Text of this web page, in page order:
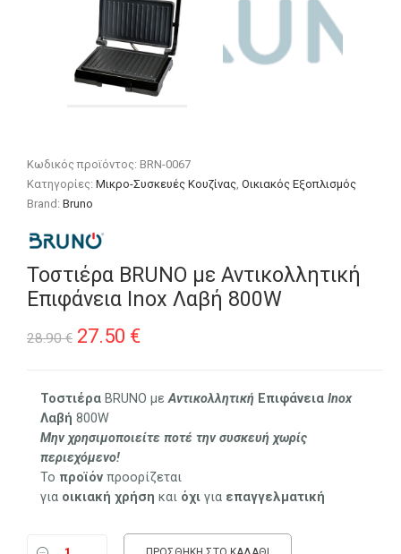
Κωδικός προϊόντος: BRN-0067
Κατηγορίες:Μικρο-Συσκευές Κουζίνας,Οικιακός Εξοπλισμός
Brand:Bruno
Τοστιέρα BRUNO με Αντικολλητική
Επιφάνεια Inox Λαβή 800W
28.90€ Original
was:
28.90 €.
27.50 €Η
τιμή
είναι:
Τοστιέρα BRUNO μεΑντικολλητική ΕπιφάνειαInox
Λαβή 800W
Μην χρησιμοποιείτε ποτέ την συσκευή χωρίς
περιεχόμενο!
Το προϊόν προορίζεται
για οικιακή χρήση και όχι για επαγγελματική